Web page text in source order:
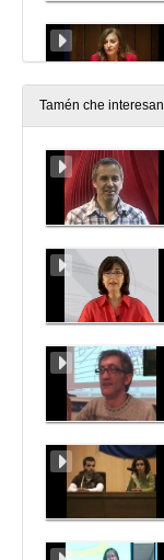
Tamén che interesan